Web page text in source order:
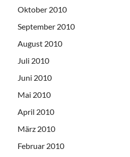
Oktober 2010
September 2010
August 2010
Juli 2010
Juni 2010
Mai 2010
April 2010
März 2010
Februar 2010